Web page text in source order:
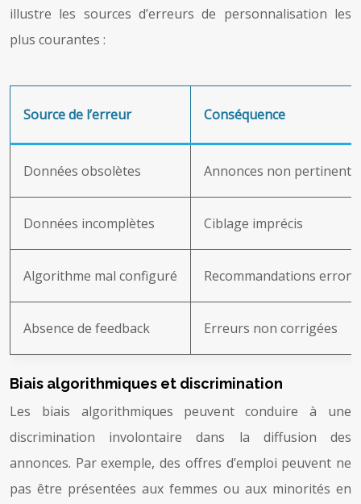
illustre les sources d’erreurs de personnalisation les
plus courantes :
Source de l’erreur Conséquence
Données obsolètes Annonces non
Données incomplètes Ciblage imprécis
Algorithme mal configuré Recommandations
Absence de feedback Erreurs non corrigées
Biais algorithmiques et discrimination
Les biais algorithmiques peuvent conduire à une
discrimination involontaire dans la diffusion des
annonces. Par exemple, des offres d’emploi peuvent ne
pas être présentées aux femmes ou aux minorités en